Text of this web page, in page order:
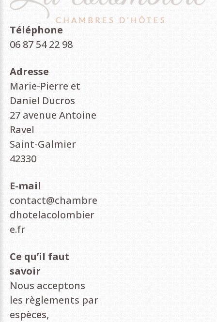
Téléphone
06 87 54 22 98
Adresse
Marie-Pierre et
Daniel Ducros
27 avenue Antoine
Ravel
Saint-Galmier
42330
E-mail
contact@chambre
dhotelacolombier
e.fr
Ce qu’il faut
savoir
Nous acceptons
les règlements par
espèces,